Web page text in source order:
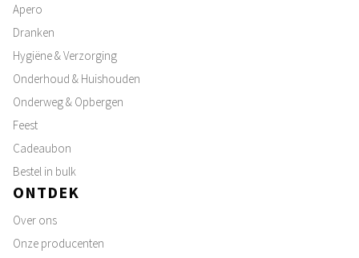
Apero
Dranken
Hygiëne & Verzorging
Onderhoud & Huishouden
Onderweg & Opbergen
Feest
Cadeaubon
Bestel in bulk
ONTDEK
Over ons
Onze producenten